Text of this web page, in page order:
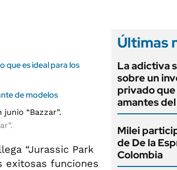
que es ideal para los
de modelos
“Jurassic Park
exitosas funciones
Últimas
La adictiva
sobre un
privado que
amantes
Milei
de De la
Colombia